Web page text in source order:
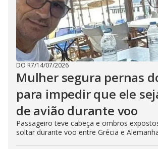
DO R7/14/07/2026
Mulher segura pernas
para impedir que ele
de avião durante voo
Passageiro teve cabeça e ombros
soltar durante voo entre Grécia e